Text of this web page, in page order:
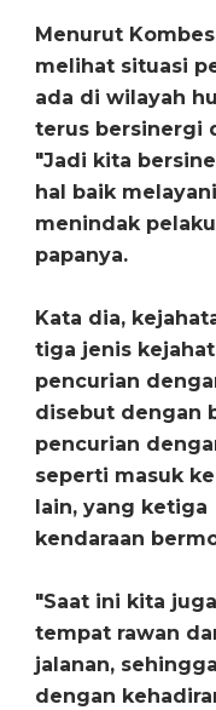
Menurut
melihat situasi
ada di wilayah
terus bersinergi
"Jadi kita
hal baik
menindak
papanya.
Kata dia,
tiga jenis
pencurian
disebut dengan
pencurian
seperti masuk
lain, yang
kendaraan
"Saat ini kita
tempat rawan
jalanan,
dengan